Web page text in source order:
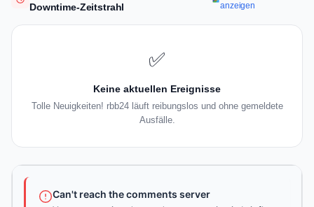
Downtime-Zeitstrahl
anzeigen
✅
Keine aktuellen Ereignisse
Tolle Neuigkeiten! rbb24 läuft reibungslos und ohne gemeldete
Ausfälle.
Can't reach the comments server